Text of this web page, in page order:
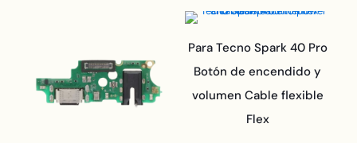
Para Tecno Spark 40 Pro
Botón de encendido y
volumen Cable flexible
Flex